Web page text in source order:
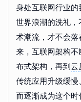
身处互联网行业
世界浪潮的洗礼
术潮流，才不会
来，互联网架构
布式架构，再到云
传统应用升级缓
而逐渐成为这个时